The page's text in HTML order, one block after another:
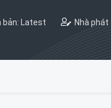
bản: Latest Nhà